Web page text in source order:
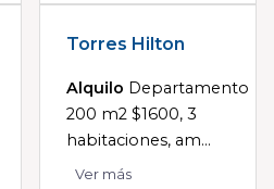
Torres Hilton
Alquilo Departamento
200 m2 $1600, 3
habitaciones, am...
Ver más